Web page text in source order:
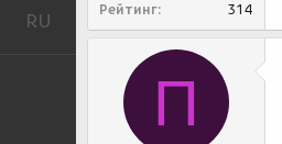
RU Русский
Рейтинг
314
П